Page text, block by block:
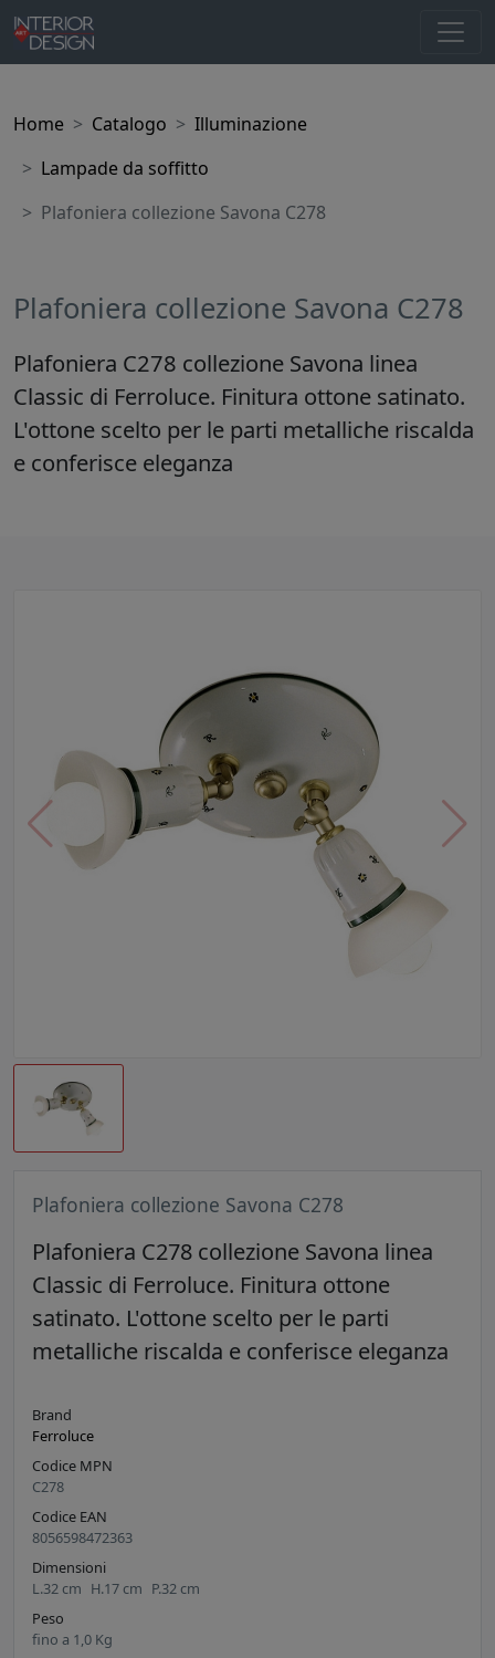
Home Catalogo
Illuminazione
Lampade da soffitto
Plafoniera collezione Savona C278
Plafoniera collezione Savona C278
Plafoniera C278 collezione Savona linea
Classic di Ferroluce. Finitura ottone satinato.
L'ottone scelto per le parti metalliche riscalda
e conferisce eleganza
Plafoniera collezione Savona C278
Plafoniera C278 collezione Savona linea
Classic di Ferroluce. Finitura ottone
satinato. L'ottone scelto per le parti
metalliche riscalda e conferisce eleganza
Brand
Ferroluce
Codice MPN
C278
Codice EAN
8056598472363
Dimensioni
L.32 cm H.17 cm P.32 cm
Peso
fino a 1,0 Kg